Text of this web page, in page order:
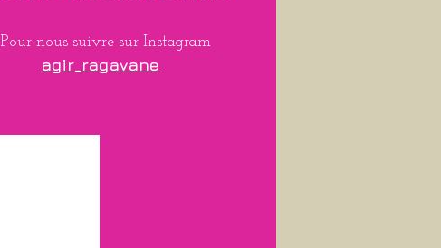
Pour nous suivre sur Instagram
agir_ragavane